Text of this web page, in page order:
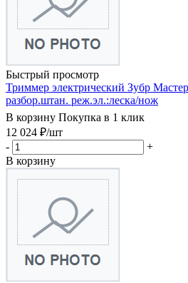
Быстрый просмотр
Триммер электрический Зубр
разбор.штан. реж.эл.:леска/нож
В корзину Покупка в 1 клик
12 024 ₽/шт
-
+
В корзину